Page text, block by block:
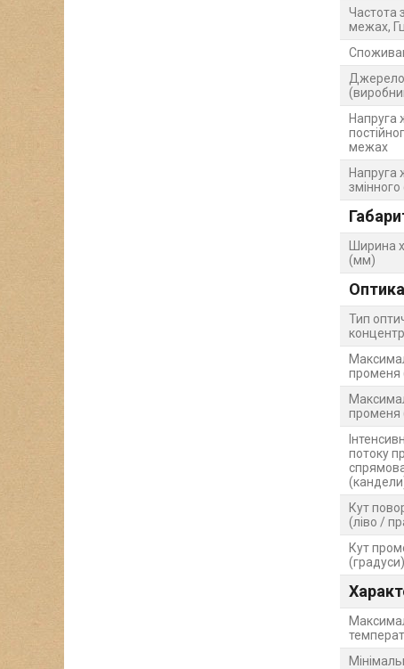
Частота
межах,
Напруга
межах
Напруга
Ширина
(мм)
Оптика
Тип
променя
променя
потоку
Кут
(ліво /
Кут
(градуси)